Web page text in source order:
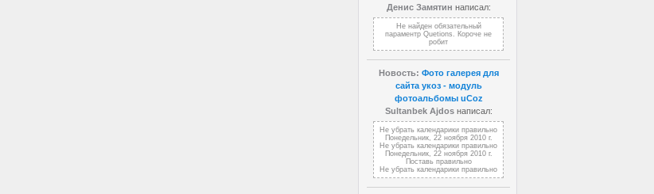
Денис Замятин написал:
Не найден обязательный
параментр Quetions. Короче не
робит
Новость: Фото галерея для
сайта укоз - модуль
фотоальбомы uCoz
Sultanbek Ajdosнаписал:
Не убрать календарики правильно
Понедельник, 22 ноября 2010 г.
Не убрать календарики правильно
Понедельник, 22 ноября 2010 г.
Поставь правильно
Не убрать календарики правильно